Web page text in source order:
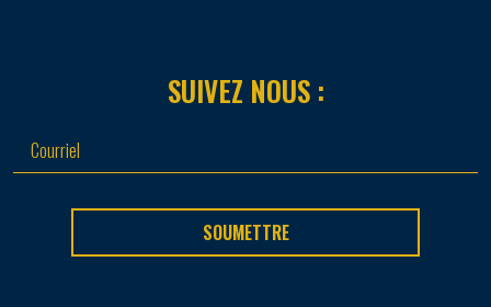
SUIVEZ NOUS :
SOUMETTRE